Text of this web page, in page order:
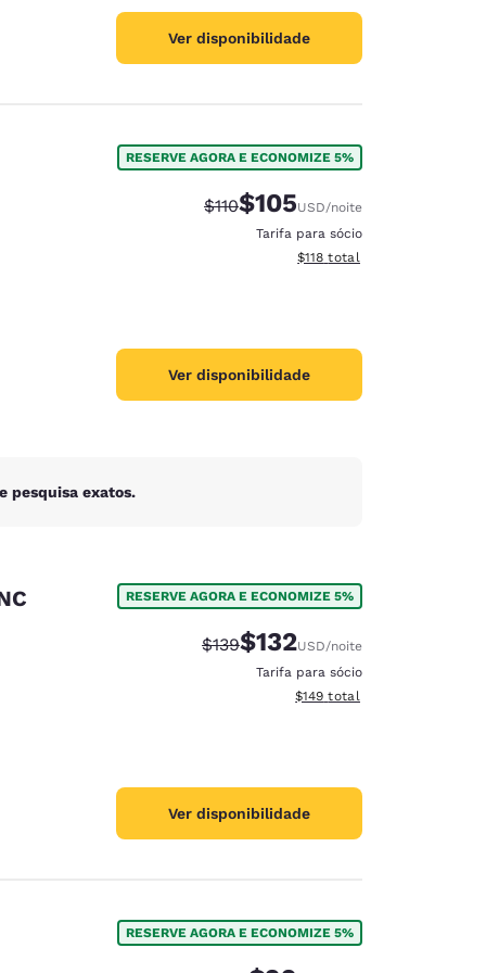
Ver disponibilidade
RESERVE AGORA E ECONOMIZE 5%
Tarifa anterior “tachada”:
$110Tarifa com desconto:
$105USD/noite
Tarifa para sócio
Exibir detalhes do total
$118 total
Ver disponibilidade
pesquisa exatos.
RESERVE AGORA E ECONOMIZE 5%
Tarifa anterior “tachada”:
$139Tarifa com desconto:
$132USD/noite
Tarifa para sócio
Exibir detalhes do total
$149 total
Ver disponibilidade
RESERVE AGORA E ECONOMIZE 5%